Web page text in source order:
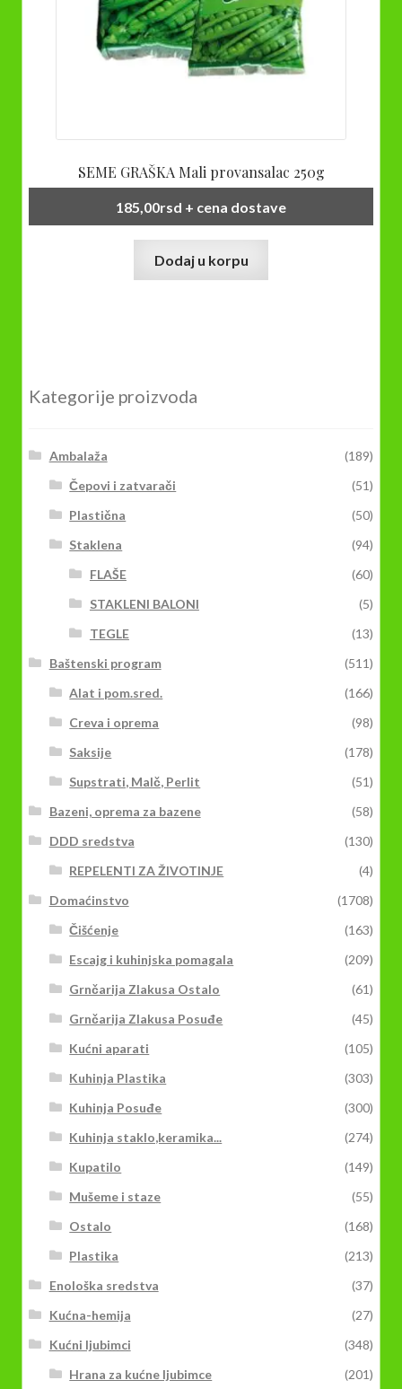
SEME GRAŠKA Mali provansalac 250g
185,00rsd + cena dostave
Dodaj u korpu
Kategorije proizvoda
Ambalaža
(189)
Čepovi i zatvarači
(51)
Plastična
(50)
Staklena
(94)
FLAŠE
(60)
STAKLENI BALONI
(5)
TEGLE
(13)
Baštenski program
(511)
Alat i pom.sred.
(166)
Creva i oprema
(98)
Saksije
(178)
Supstrati, Malč, Perlit
(51)
Bazeni, oprema za bazene
(58)
DDD sredstva
(130)
REPELENTI ZA ŽIVOTINJE
(4)
Domaćinstvo
(1708)
Čišćenje
(163)
Escajg i kuhinjska pomagala
(209)
Grnčarija Zlakusa Ostalo
(61)
Grnčarija Zlakusa Posuđe
(45)
Kućni aparati
(105)
Kuhinja Plastika
(303)
Kuhinja Posuđe
(300)
Kuhinja staklo,keramika...
(274)
Kupatilo
(149)
Mušeme i staze
(55)
Ostalo
(168)
Plastika
(213)
Enološka sredstva
(37)
Kućna-hemija
(27)
Kućni ljubimci
(348)
Hrana za kućne ljubimce
(201)